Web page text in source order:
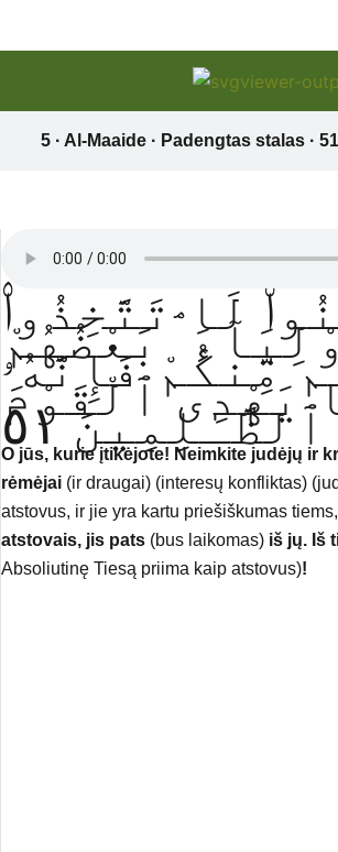
لَا تَتَّخِذُوا۟
بَعْضُهُمْ
مِّنكُمْ فَإِنَّهُۥ
يَهْدِى ٱلْقَوْمَ
ٱلظَّـٰلِمِينَ ٥١
O jūs, kurie įtikėjote! Neimkite judėjų ir
rėmėjai (ir draugai) (interesų konfliktas)
atstovus, ir jie yra kartu priešiškumas
atstovais, jis pats (bus laikomas) iš jų. Iš
Absoliutinę Tiesą priima kaip atstovus)!